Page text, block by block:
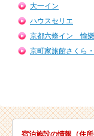
大一イン
ハウスセリエ
京都六條イン 愉樂
京町家旅館さくら
宿泊施設の情報（住